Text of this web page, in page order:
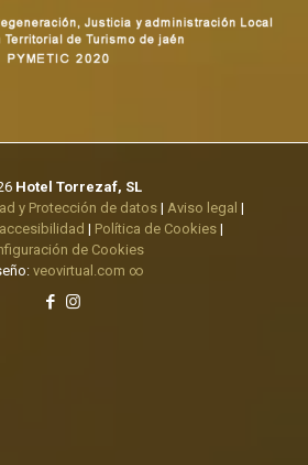
Hotel Torrezaf, SL
y Protección de datos | Aviso legal |
| Política de Cookies |
de Cookies
veovirtual.com ∞